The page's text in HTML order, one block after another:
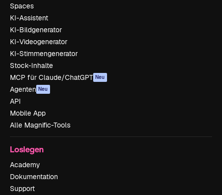
Spaces
KI-Assistent
KI-Bildgenerator
KI-Videogenerator
KI-Stimmengenerator
Stock-Inhalte
MCP für Claude/ChatGPT Neu
Agenten Neu
API
Mobile App
Alle Magnific-Tools
Loslegen
Academy
Dokumentation
Support